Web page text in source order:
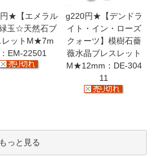
★【エメラル
緑玉☆天然石ブ
レットM★7m
EM-22501
g220円★【デンドラ
イト・イン・ローズ
クォーツ】模樹石薔
薇水晶ブレスレット
M★12mm：DE-304
11
もっと見る